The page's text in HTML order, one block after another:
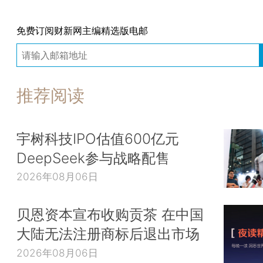
免费订阅财新网主编精选版电邮
推荐阅读
宇树科技IPO估值600亿元
DeepSeek参与战略配售
2026年08月06日
贝恩资本宣布收购贡茶 在中国
大陆无法注册商标后退出市场
2026年08月06日